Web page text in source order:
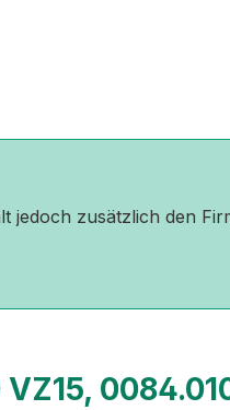
jedoch zusätzlich den